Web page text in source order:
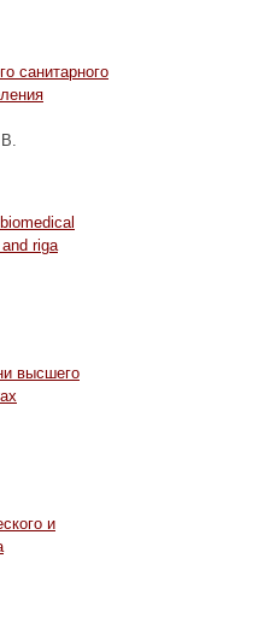
санитарного
riga
высшего
и